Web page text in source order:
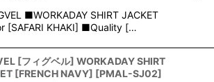
■WORKADAY SHIRT JACKET
[SAFARI KHAKI] ■Quality […
[フィグベル] WORKADAY SHIRT
[FRENCH NAVY] [PMAL-SJ02]